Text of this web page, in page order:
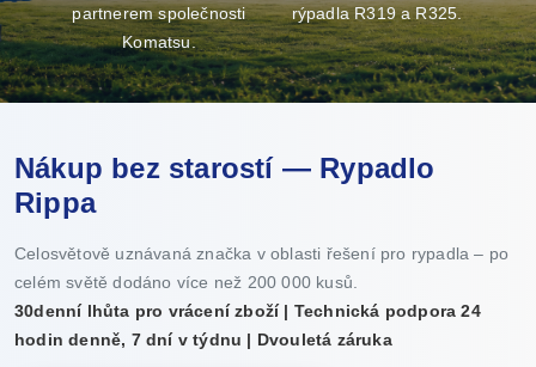
partnerem společnosti
Komatsu.
rýpadla R319 a R325.
Nákup bez starostí — Rypadlo
Rippa
Celosvětově uznávaná značka v oblasti řešení pro rypadla – po
celém světě dodáno více než 200 000 kusů.
30denní lhůta pro vrácení zboží | Technická podpora 24
hodin denně, 7 dní v týdnu | Dvouletá záruka